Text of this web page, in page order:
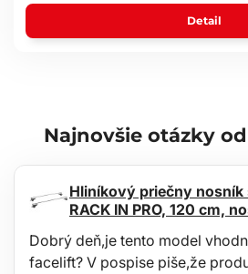
tyč
Detail
Najnovšie otázky
Hliníkový priečny nosník
RACK IN PRO, 120 cm,
Dobrý deň,je tento model
facelift? V pospise piše,že